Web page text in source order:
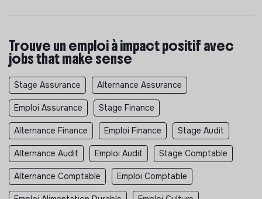
Trouve un emploi à impact positif avec
jobs that make sense
Stage Assurance Alternance Assurance
Emploi Assurance Stage Finance
Alternance Finance Emploi Finance Stage Audit
Alternance Audit Emploi Audit Stage Comptable
Alternance Comptable Emploi Comptable